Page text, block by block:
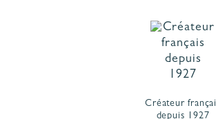
Créateur
depuis 1927